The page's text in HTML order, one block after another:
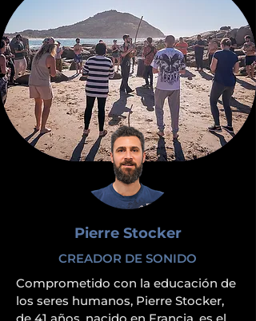
Pierre Stocker
CREADOR DE SONIDO
Comprometido con la educación de
los seres humanos, Pierre Stocker,